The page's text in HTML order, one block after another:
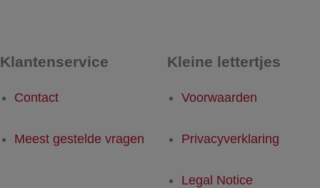
Klantenservice
Contact
Meest gestelde vragen
Kleine lettertjes
Voorwaarden
Privacyverklaring
Legal Notice